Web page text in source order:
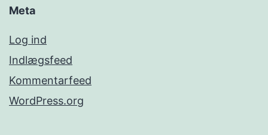
Meta
Log ind
Indlægsfeed
Kommentarfeed
WordPress.org